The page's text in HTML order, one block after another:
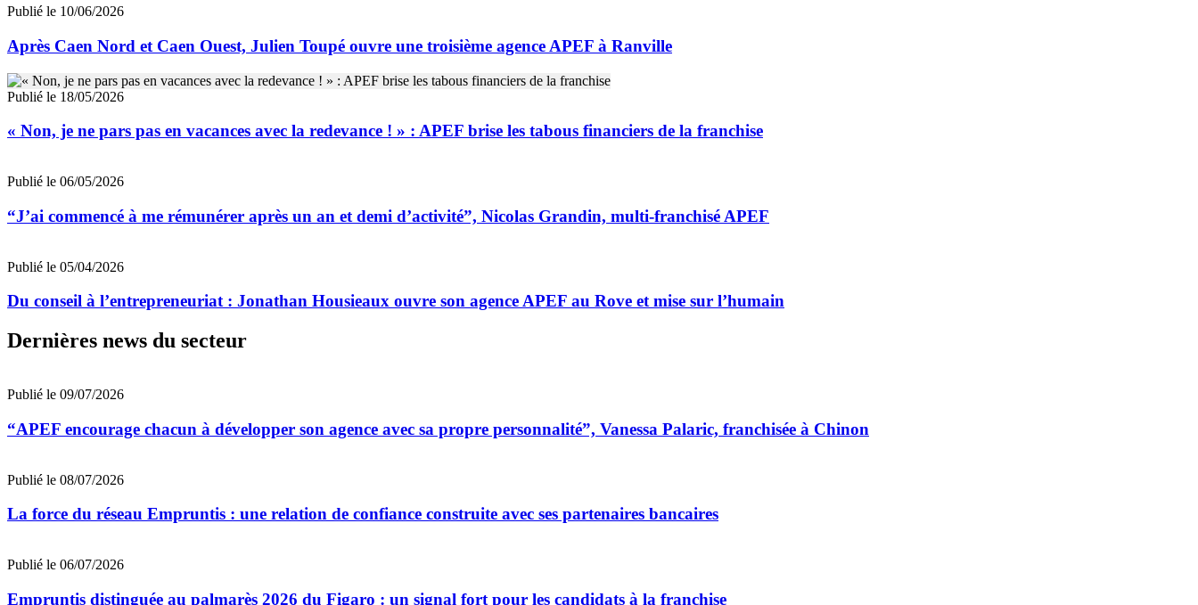
Publié le 10/06/2026
Après Caen Nord et Caen Ouest, Julien Toupé ouvre une troisième agence APEF à Ranville
Publié le 18/05/2026
« Non, je ne pars pas en vacances avec la redevance ! » : APEF brise les tabous financiers de la franchise
Publié le 06/05/2026
“J’ai commencé à me rémunérer après un an et demi d’activité”, Nicolas Grandin, multi-franchisé APEF
Publié le 05/04/2026
Du conseil à l’entrepreneuriat : Jonathan Housieaux ouvre son agence APEF au Rove et mise sur l’humain
Dernières news du secteur
Publié le 09/07/2026
“APEF encourage chacun à développer son agence avec sa propre personnalité”, Vanessa Palaric, franchisée à Chinon
Publié le 08/07/2026
La force du réseau Empruntis : une relation de confiance construite avec ses partenaires bancaires
Publié le 06/07/2026
Empruntis distinguée au palmarès 2026 du Figaro : un signal fort pour les candidats à la franchise